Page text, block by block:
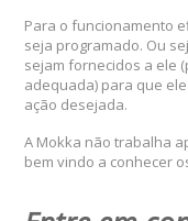
Para o funcionamento
seja programado. Ou
sejam fornecidos a ele
adequada) para que
ação desejada.
A Mokka não trabalha
bem vindo a conhecer